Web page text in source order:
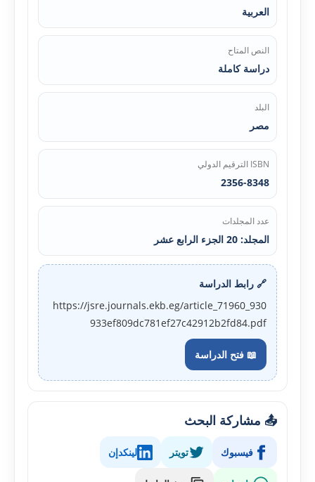
العربية
النص المتاح
دراسة كاملة
البلد
مصر
ISBN الترقيم الدولي
2356-8348
عدد المجلدات
المجلد: 20 الجزء الرابع عشر
🔗 رابط الدراسة
https://jsre.journals.ekb.eg/article_71960_930
933ef809dc781ef27c42912b2fd84.pdf
📖 فتح الدراسة
📤 مشاركة البحث
فيسبوك تويتر لينكدإن